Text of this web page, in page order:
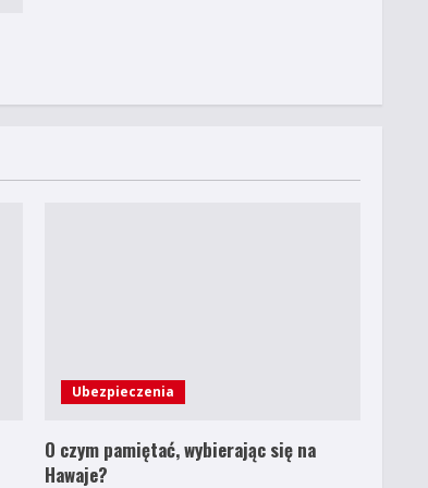
Ubezpieczenia
O czym pamiętać, wybierając się na
Hawaje?